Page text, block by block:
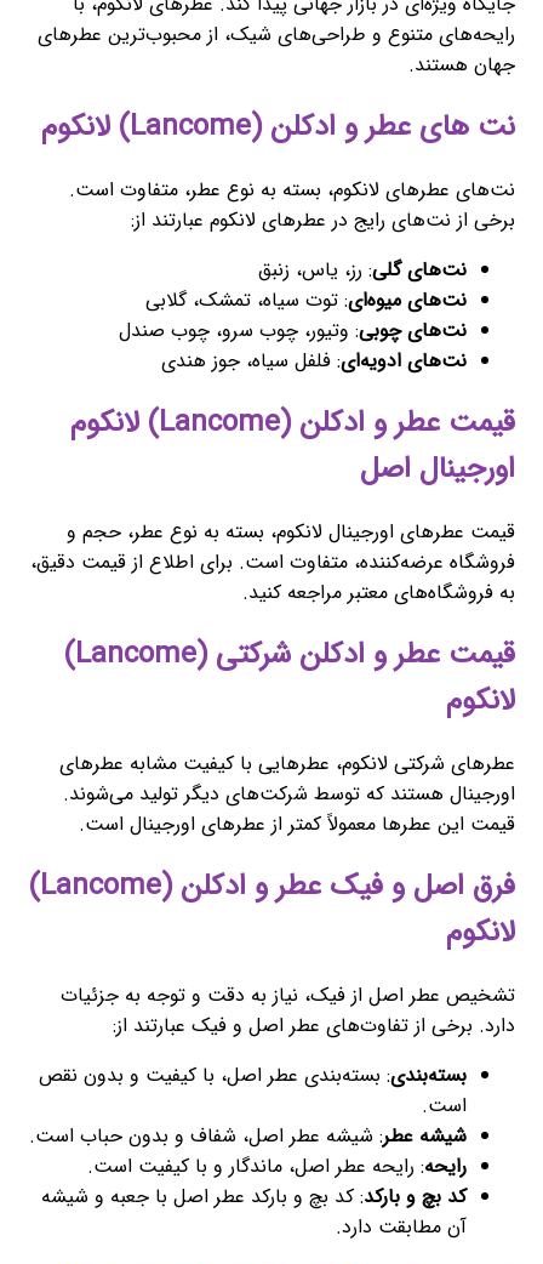
رایحه‌های متنوع و طراحی‌های شیک، از محبوب‌ترین عطرهای
جهان هستند.
نت های عطر و ادکلن (Lancome) لانکوم
نت‌های عطرهای لانکوم، بسته به نوع عطر، متفاوت است.
برخی از نت‌های رایج در عطرهای لانکوم عبارتند از:
نت‌های گلی: رز، یاس، زنبق
نت‌های میوه‌ای: توت سیاه، تمشک، گلابی
نت‌های چوبی: وتیور، چوب سرو، چوب صندل
نت‌های ادویه‌ای: فلفل سیاه، جوز هندی
قیمت عطر و ادکلن (Lancome) لانکوم
اورجینال اصل
قیمت عطرهای اورجینال لانکوم، بسته به نوع عطر، حجم و
فروشگاه عرضه‌کننده، متفاوت است. برای اطلاع از قیمت دقیق،
به فروشگاه‌های معتبر مراجعه کنید.
قیمت عطر و ادکلن شرکتی (Lancome)
لانکوم
عطرهای شرکتی لانکوم، عطرهایی با کیفیت مشابه عطرهای
اورجینال هستند که توسط شرکت‌های دیگر تولید می‌شوند.
قیمت این عطرها معمولاً کمتر از عطرهای اورجینال است.
فرق اصل و فیک عطر و ادکلن (Lancome)
لانکوم
تشخیص عطر اصل از فیک، نیاز به دقت و توجه به جزئیات
دارد. برخی از تفاوت‌های عطر اصل و فیک عبارتند از:
بسته‌بندی: بسته‌بندی عطر اصل، با کیفیت و بدون نقص
است.
شیشه عطر: شیشه عطر اصل، شفاف و بدون حباب است.
رایحه: رایحه عطر اصل، ماندگار و با کیفیت است.
کد بچ و بارکد: کد بچ و بارکد عطر اصل با جعبه و شیشه
آن مطابقت دارد.